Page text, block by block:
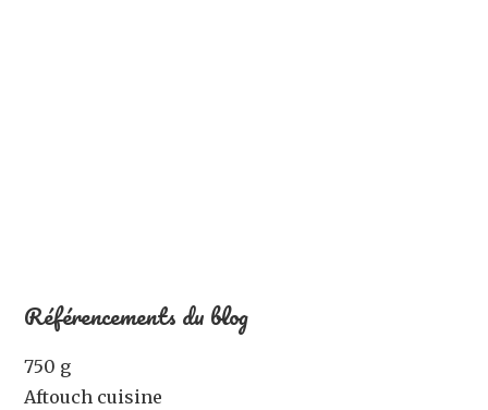
Référencements du blog
750 g
Aftouch cuisine